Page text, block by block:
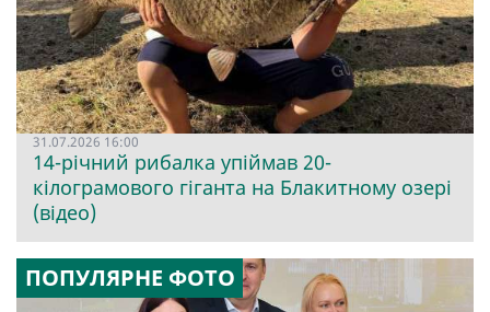
31.07.2026 16:00
14-річний рибалка упіймав 20-
кілограмового гіганта на Блакитному озері
(відео)
ПОПУЛЯРНЕ ФОТО